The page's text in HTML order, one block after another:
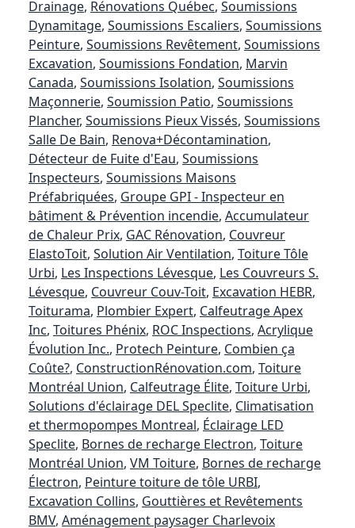
Drainage, Rénovations Québec, Soumissions
Dynamitage, Soumissions Escaliers, Soumissions
Peinture, Soumissions Revêtement, Soumissions
Excavation, Soumissions Fondation, Marvin
Canada, Soumissions Isolation, Soumissions
Maçonnerie, Soumission Patio, Soumissions
Plancher, Soumissions Pieux Vissés, Soumissions
Salle De Bain, Renova+Décontamination,
Détecteur de Fuite d'Eau, Soumissions
Inspecteurs, Soumissions Maisons
Préfabriquées, Groupe GPI - Inspecteur en
bâtiment & Prévention incendie, Accumulateur
de Chaleur Prix, GAC Rénovation, Couvreur
ElastoToit, Solution Air Ventilation, Toiture Tôle
Urbi, Les Inspections Lévesque, Les Couvreurs S.
Lévesque, Couvreur Couv-Toit, Excavation HEBR,
Toiturama, Plombier Expert, Calfeutrage Apex
Inc, Toitures Phénix, ROC Inspections, Acrylique
Évolution Inc., Protech Peinture, Combien ça
Coûte?, ConstructionRénovation.com, Toiture
Montréal Union, Calfeutrage Élite, Toiture Urbi,
Solutions d'éclairage DEL Speclite, Climatisation
et thermopompes Montreal, Éclairage LED
Speclite, Bornes de recharge Electron, Toiture
Montréal Union, VM Toiture, Bornes de recharge
Électron, Peinture toiture de tôle URBI,
Excavation Collins, Gouttières et Revêtements
BMV, Aménagement paysager Charlevoix